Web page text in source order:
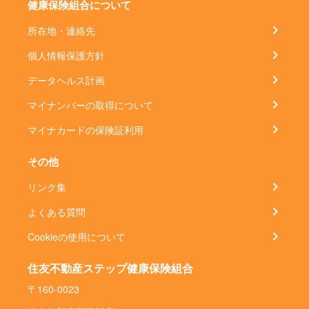
健康保険組合について
所在地・連絡先
個人情報保護方針
データヘルス計画
マイナンバーの取得について
マイナカードの保険証利用
その他
リンク集
よくある質問
Cookieの使用について
住友不動産ステップ健康保険組合
〒160-0023